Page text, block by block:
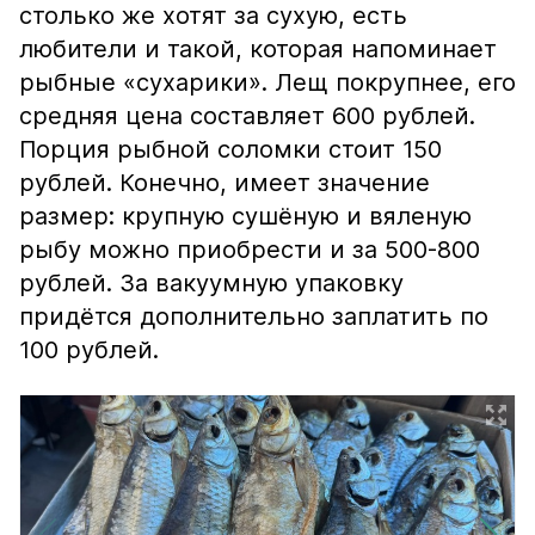
столько же хотят за сухую, есть
любители и такой, которая напоминает
рыбные «сухарики». Лещ покрупнее, его
средняя цена составляет 600 рублей.
Порция рыбной соломки стоит 150
рублей. Конечно, имеет значение
размер: крупную сушёную и вяленую
рыбу можно приобрести и за 500-800
рублей. За вакуумную упаковку
придётся дополнительно заплатить по
100 рублей.